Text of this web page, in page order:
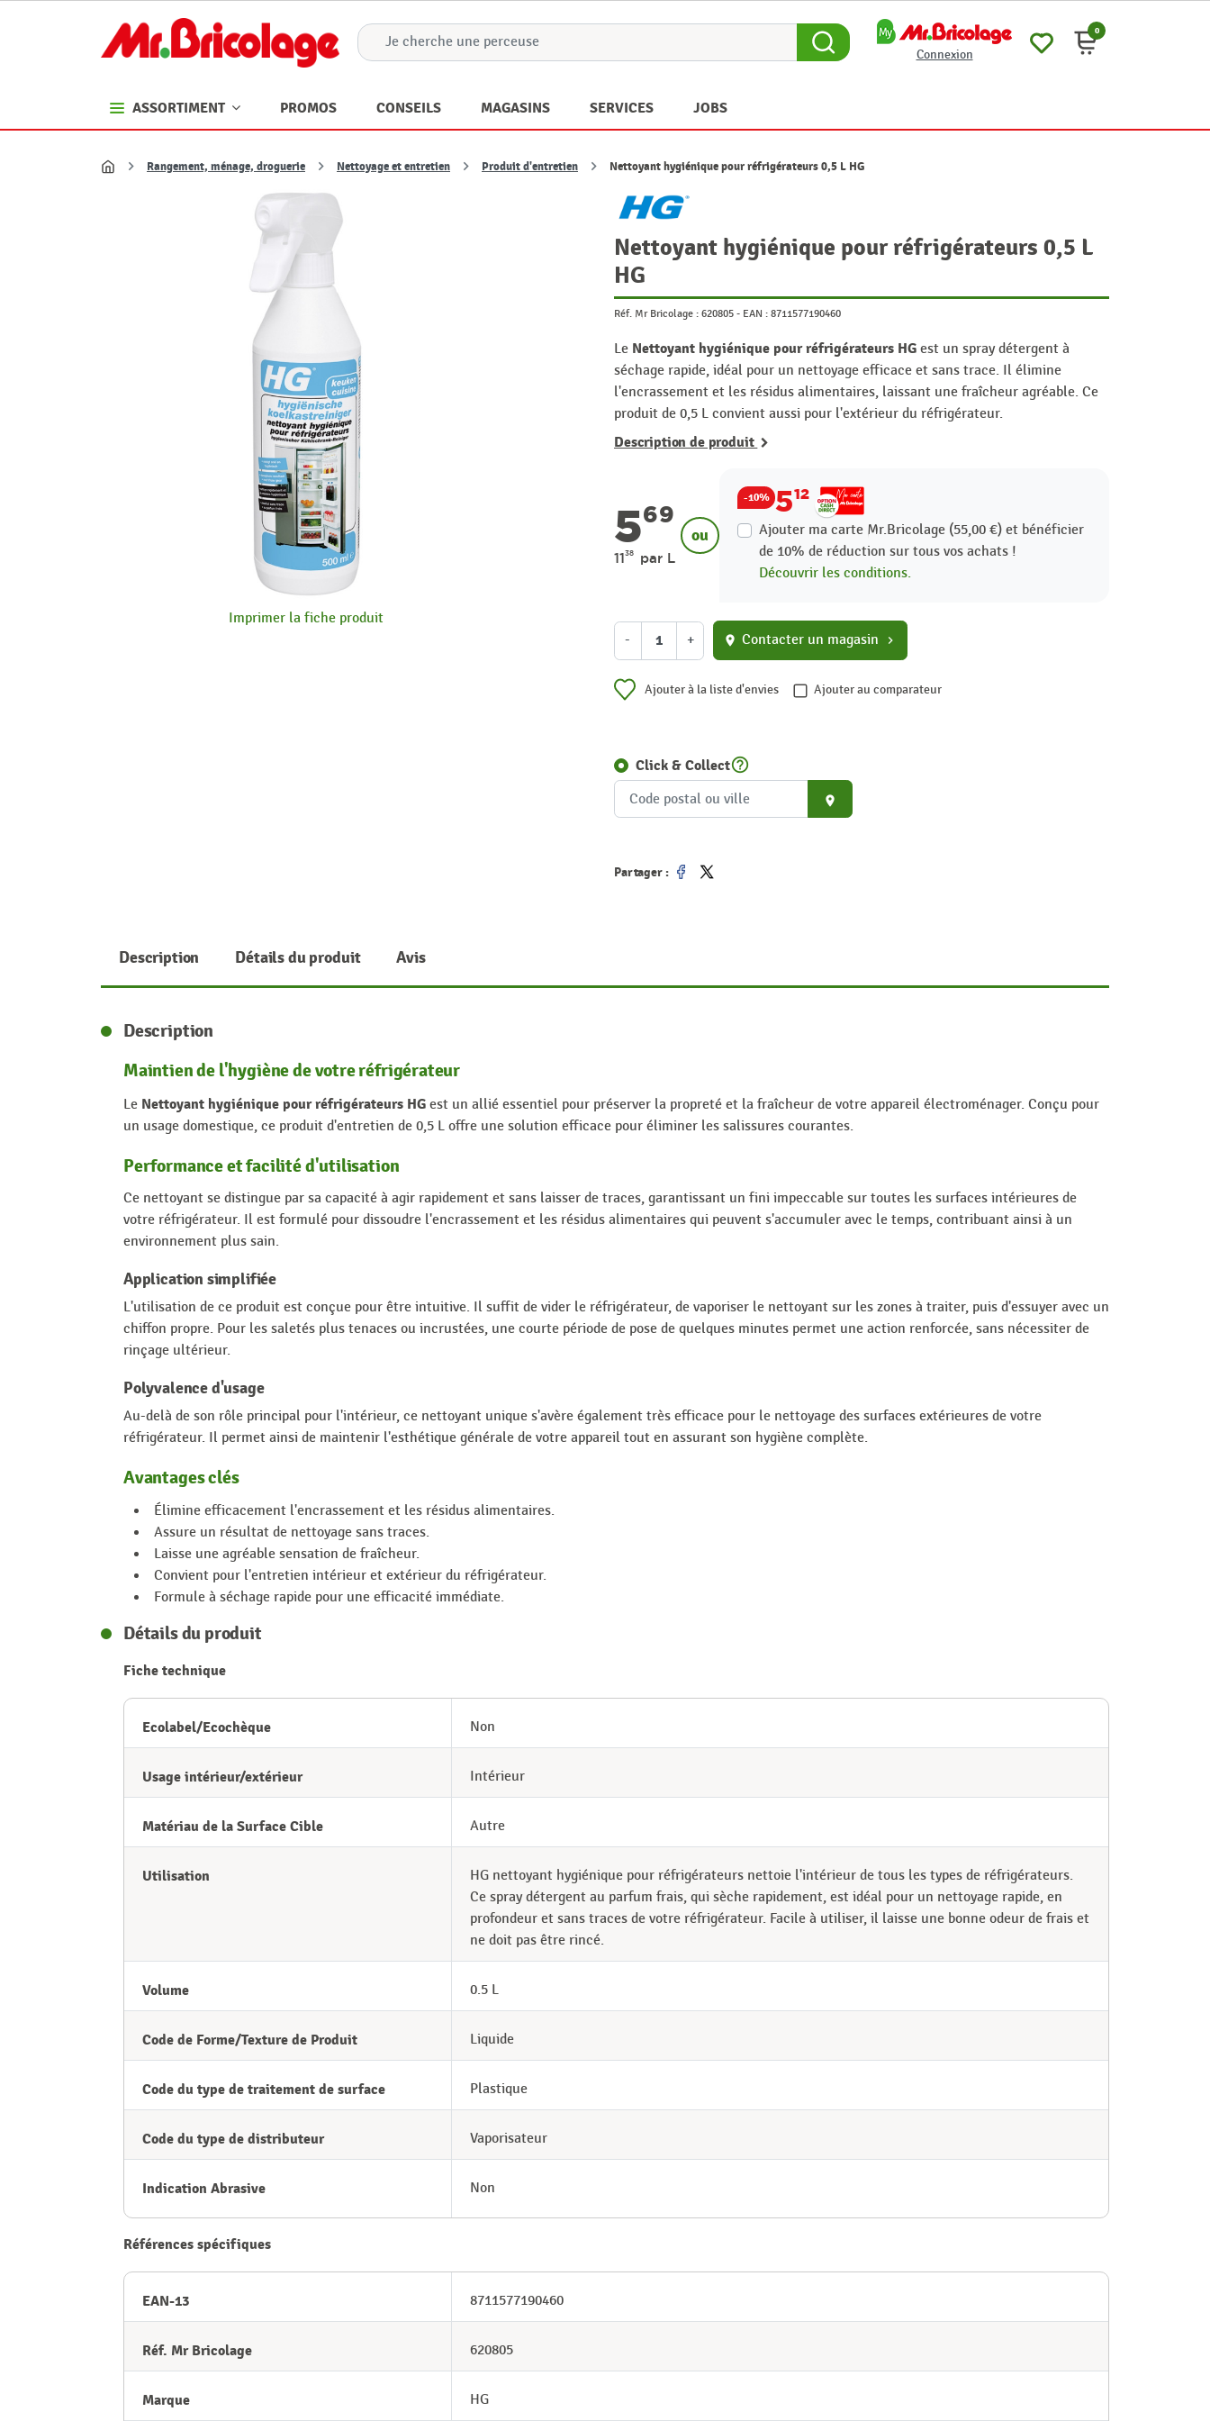
Connexion
0
ASSORTIMENT PROMOS CONSEILS MAGASINS SERVICES JOBS
Accueil
Rangement, ménage, droguerie Nettoyage et entretien Produit d'entretien Nettoyant hygiénique pour réfrigérateurs 0,5 L HG
Imprimer la fiche produit
Nettoyant hygiénique pour réfrigérateurs 0,5 L
HG
Réf. Mr Bricolage : 620805 - EAN : 8711577190460
Le Nettoyant hygiénique pour réfrigérateurs HG est un spray détergent à
séchage rapide, idéal pour un nettoyage efficace et sans trace. Il élimine
l'encrassement et les résidus alimentaires, laissant une fraîcheur agréable. Ce
produit de 0,5 L convient aussi pour l'extérieur du réfrigérateur.
Description de produit
569
1138 par L
ou
-10% 512
Ajouter ma carte Mr.Bricolage (55,00 €) et bénéficier
de 10%de réduction sur tous vos achats !
Découvrir les conditions.
- + location_on Contacter un magasin chevron_right
Ajouter à la liste d'envies Ajouter au comparateur
Click & Collecthelp_outline
place
Partager :
Description Détails du produit Avis
Description
Maintien de l'hygiène de votre réfrigérateur
Le Nettoyant hygiénique pour réfrigérateurs HG est un allié essentiel pour préserver la propreté et la fraîcheur de votre appareil électroménager. Conçu pour
un usage domestique, ce produit d'entretien de 0,5 L offre une solution efficace pour éliminer les salissures courantes.
Performance et facilité d'utilisation
Ce nettoyant se distingue par sa capacité à agir rapidement et sans laisser de traces, garantissant un fini impeccable sur toutes les surfaces intérieures de
votre réfrigérateur. Il est formulé pour dissoudre l'encrassement et les résidus alimentaires qui peuvent s'accumuler avec le temps, contribuant ainsi à un
environnement plus sain.
Application simplifiée
L'utilisation de ce produit est conçue pour être intuitive. Il suffit de vider le réfrigérateur, de vaporiser le nettoyant sur les zones à traiter, puis d'essuyer avec un
chiffon propre. Pour les saletés plus tenaces ou incrustées, une courte période de pose de quelques minutes permet une action renforcée, sans nécessiter de
rinçage ultérieur.
Polyvalence d'usage
Au-delà de son rôle principal pour l'intérieur, ce nettoyant unique s'avère également très efficace pour le nettoyage des surfaces extérieures de votre
réfrigérateur. Il permet ainsi de maintenir l'esthétique générale de votre appareil tout en assurant son hygiène complète.
Avantages clés
Élimine efficacement l'encrassement et les résidus alimentaires.
Assure un résultat de nettoyage sans traces.
Laisse une agréable sensation de fraîcheur.
Convient pour l'entretien intérieur et extérieur du réfrigérateur.
Formule à séchage rapide pour une efficacité immédiate.
Détails du produit
Fiche technique
Ecolabel/Ecochèque Non
Usage intérieur/extérieur Intérieur
Matériau de la Surface Cible Autre
Utilisation
HG nettoyant hygiénique pour réfrigérateurs nettoie l'intérieur de tous les types de réfrigérateurs.
Ce spray détergent au parfum frais, qui sèche rapidement, est idéal pour un nettoyage rapide, en
profondeur et sans traces de votre réfrigérateur. Facile à utiliser, il laisse une bonne odeur de frais et
ne doit pas être rincé.
Volume 0.5 L
Code de Forme/Texture de Produit Liquide
Code du type de traitement de surface Plastique
Code du type de distributeur Vaporisateur
Indication Abrasive Non
Références spécifiques
EAN-13 8711577190460
Réf. Mr Bricolage 620805
Marque HG